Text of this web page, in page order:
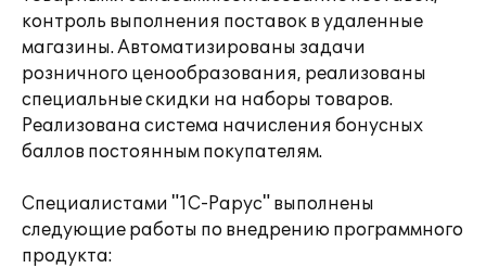
контроль выполнения поставок в удаленные
магазины. Автоматизированы задачи
розничного ценообразования, реализованы
специальные скидки на наборы товаров.
Реализована система начисления бонусных
баллов постоянным покупателям.
Специалистами "1С-Рарус" выполнены
следующие работы по внедрению программного
продукта: